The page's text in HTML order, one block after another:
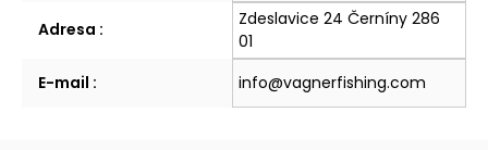
Adresa :
Zdeslavice 24 Černíny 286
01
E-mail : info@vagnerfishing.com